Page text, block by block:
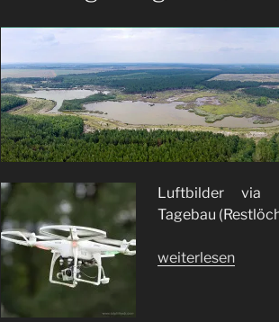
Luftbilder via
Tagebau
„Ehemaliger
weiterlesen